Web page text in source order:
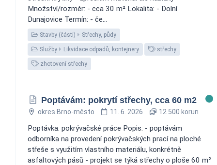
Množství/rozměr: - cca 30 m² Lokalita: - Dolní
Dunajovice Termín: - če...
Stavby (části) Střechy, půdy
Služby Likvidace odpadů, kontejnery střechy
zhotovení střechy
Poptávám: pokrytí střechy, cca 60 m2
okres Brno-město 11. 6. 2026 12 500 korun
Poptávka: pokrývačské práce Popis: - poptávám
odborníka na provedení pokrývačských prací na ploché
střeše s využitím vlastního materiálu, konkrétně
asfaltových pásů - projekt se týká střechy o ploše 60 m²